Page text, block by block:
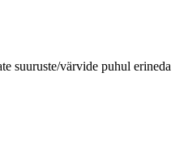
suuruste/värvide puhul erineda